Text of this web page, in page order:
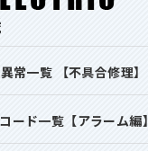
常一覧 【不具合修理】
ード一覧【アラーム編】